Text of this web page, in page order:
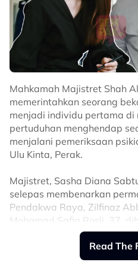
Pemilik tersebut turut
jurugambar tersebut
dan aksesori pengantin
terkena air.
busana pengantin tersebut
bakal pengantin pada
“Kenapa abang
tu? Tu baju saya,
macam tu, tanjak tak
Aksesori tak boleh
semua tu, Allahu,”
Tampil Mohon
Difahamkan, jurugambar
memohon maaf kepada
Mahkamah Majistret Shah
memerintahkan seorang
menjadi individu pertama
pertuduhan menghendap
menjalani pemeriksaan
Ulu Kinta, Perak.
Majistret, Sasha Diana
selepas membenarkan
Pendakwa Raya, Zilfinaz
Mohamad Safiq Rosli, 37,
mengikut Seksyen 342
Semasa prosiding,
Read The